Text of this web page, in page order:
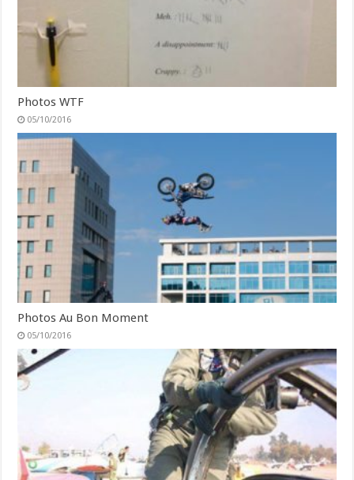
Photos WTF
05/10/2016
Photos Au Bon Moment
05/10/2016